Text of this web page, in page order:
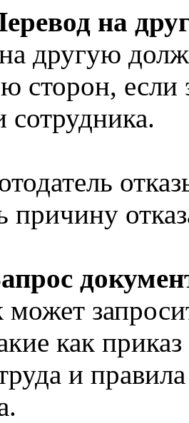
на
другую
сторон, если
сотрудника.
причину
может
как
и